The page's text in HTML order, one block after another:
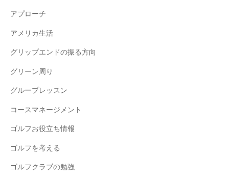
アプローチ
アメリカ生活
グリップエンドの振る方向
グリーン周り
グループレッスン
コースマネージメント
ゴルフお役立ち情報
ゴルフを考える
ゴルフクラブの勉強